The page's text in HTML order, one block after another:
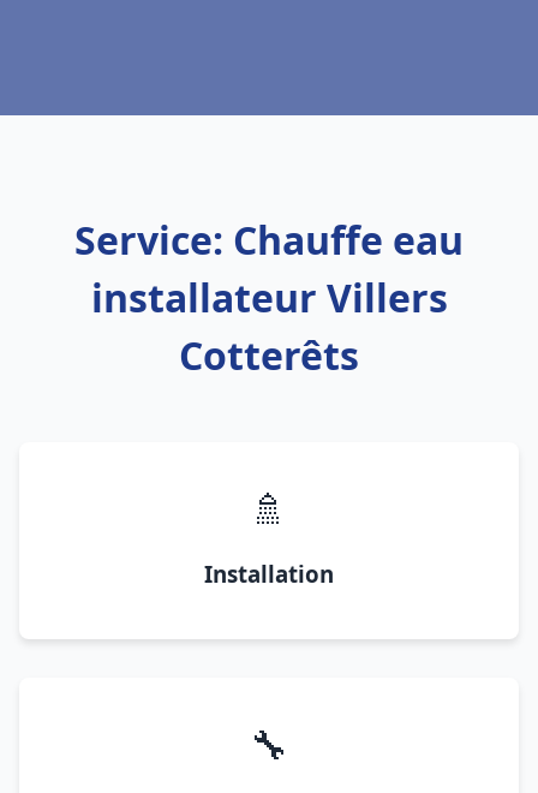
Service: Chauffe eau
installateur Villers
Cotterêts
🚿
Installation
🔧